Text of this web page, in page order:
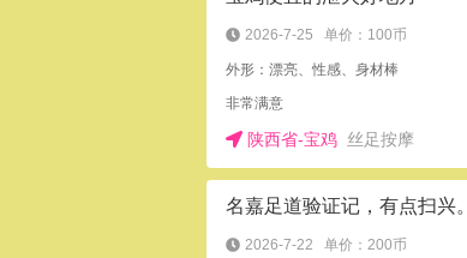
2026-7-25 单价：100币
外形：漂亮、性感、身材棒
非常满意
陕西省-宝鸡 丝足按摩
名嘉足道验证记，有点扫兴。
2026-7-22 单价：200币